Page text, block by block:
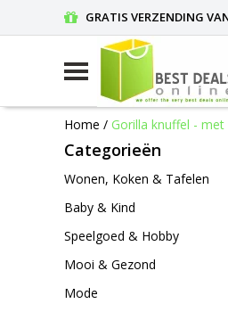
GRATIS VERZENDING
Home / Gorilla knuffel -
Categorieën
Wonen, Koken & Tafelen
Baby & Kind
Speelgoed & Hobby
Mooi & Gezond
Mode